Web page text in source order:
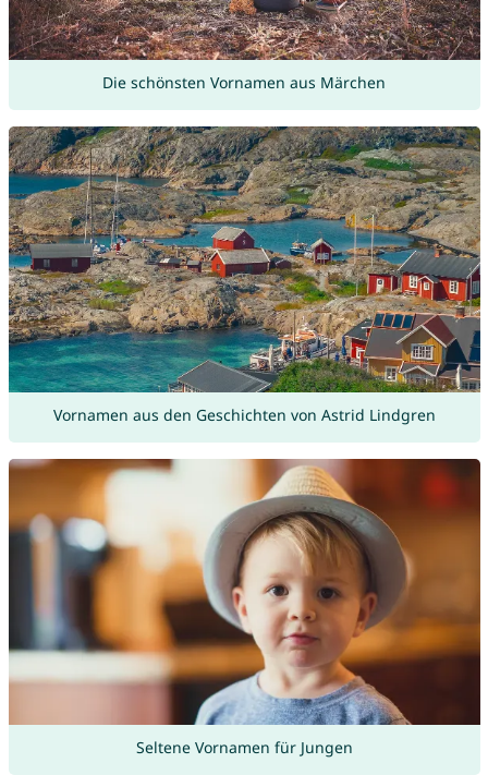
Die schönsten Vornamen aus Märchen
Vornamen aus den Geschichten von Astrid Lindgren
Seltene Vornamen für Jungen